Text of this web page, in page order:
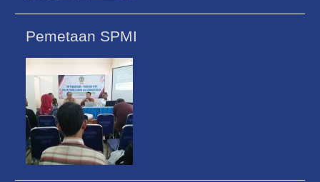
Pemetaan SPMI